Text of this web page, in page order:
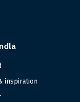
inspiration